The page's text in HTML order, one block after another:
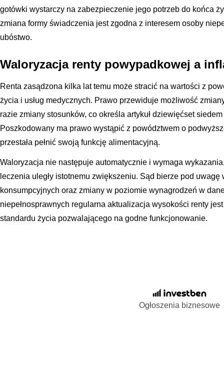
gotówki wystarczy na zabezpieczenie jego potrzeb do końca
zmiana formy świadczenia jest zgodna z interesem osoby
ubóstwo.
Waloryzacja renty powypadkowej a
Renta zasądzona kilka lat temu może stracić na wartości z
życia i usług medycznych. Prawo przewiduje możliwość
razie zmiany stosunków, co określa artykuł dziewięćset
Poszkodowany ma prawo wystąpić z powództwem o
przestała pełnić swoją funkcję alimentacyjną.
Waloryzacja nie następuje automatycznie i wymaga
leczenia uległy istotnemu zwiększeniu. Sąd bierze pod
konsumpcyjnych oraz zmiany w poziomie wynagrodzeń w
niepełnosprawnych regularna aktualizacja wysokości renty
standardu życia pozwalającego na godne funkcjonowanie.
Ogłoszenia biznesowe